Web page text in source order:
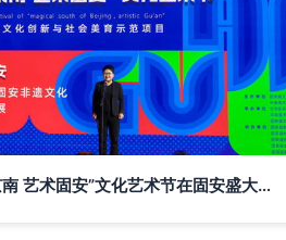
首届“魅力京南 艺术固安”文化艺术节在固安盛大开幕